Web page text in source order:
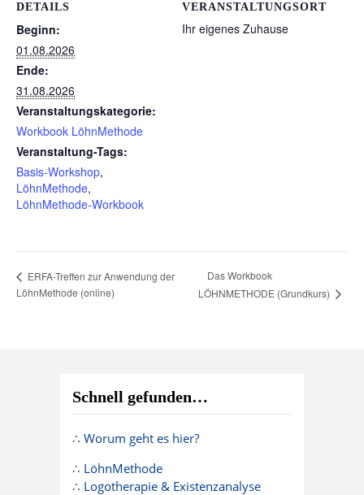
DETAILS
Beginn:
01.08.2026
Ende:
31.08.2026
Veranstaltungskategorie:
Workbook LöhnMethode
Veranstaltung-Tags:
Basis-Workshop,
LöhnMethode,
LöhnMethode-Workbook
VERANSTALTUNGSORT
Ihr eigenes Zuhause
ERFA-Treffen zur Anwendung der
LöhnMethode (online)
Das Workbook
LÖHNMETHODE (Grundkurs)
Schnell gefunden…
∴ Worum geht es hier?
∴ LöhnMethode
∴ Logotherapie & Existenzanalyse